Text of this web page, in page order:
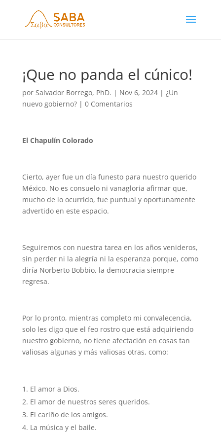
¡Que no panda el cúnico!
por Salvador Borrego, PhD. | Nov 6, 2024| ¿Un
nuevo gobierno?| 0 Comentarios
El Chapulín Colorado
Cierto, ayer fue un día funesto para nuestro querido
México. No es consuelo ni vanagloria afirmar que,
mucho de lo ocurrido, fue puntual y oportunamente
advertido en este espacio.
Seguiremos con nuestra tarea en los años venideros,
sin perder ni la alegría ni la esperanza porque, como
diría Norberto Bobbio, la democracia siempre
regresa.
Por lo pronto, mientras completo mi convalecencia,
solo les digo que el feo rostro que está adquiriendo
nuestro gobierno, no tiene afectación en cosas tan
valiosas algunas y más valiosas otras, como:
El amor a Dios.
El amor de nuestros seres queridos.
El cariño de los amigos.
La música y el baile.